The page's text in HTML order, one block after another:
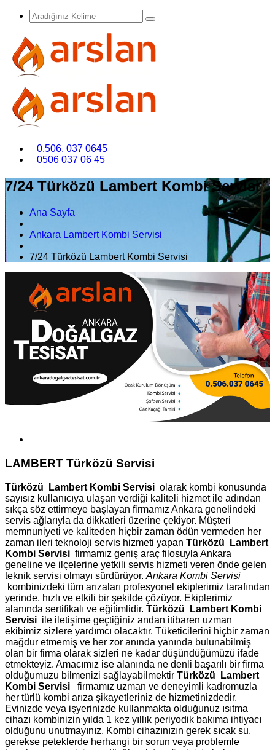
0.506. 037 0645
0506 037 06 45
7/24 Türközü Lambert Kombi Servisi
Ana Sayfa
Ankara Lambert Kombi Servisi
7/24 Türközü Lambert Kombi Servisi
LAMBERT Türközü Servisi
Türközü Lambert Kombi Servisi olarak kombi konusunda
sayısız kullanıcıya ulaşan verdiği kaliteli hizmet ile adından
sıkça söz ettirmeye başlayan firmamız Ankara genelindeki
servis ağlarıyla da dikkatleri üzerine çekiyor. Müşteri
memnuniyeti ve kaliteden hiçbir zaman ödün vermeden her
zaman ileri teknoloji servis hizmeti yapan Türközü Lambert
Kombi Servisi firmamız geniş araç filosuyla Ankara
geneline ve ilçelerine yetkili servis hizmeti veren önde gelen
teknik servisi olmayı sürdürüyor. Ankara Kombi Servisi
kombinizdeki tüm arızaları profesyonel ekiplerimiz tarafından
yerinde, hızlı ve etkili bir şekilde çözüyor. Ekiplerimiz
alanında sertifikalı ve eğitimlidir. Türközü Lambert Kombi
Servisi ile iletişime geçtiğiniz andan itibaren uzman
ekibimiz sizlere yardımcı olacaktır. Tüketicilerini hiçbir zaman
mağdur etmemiş ve her zor anında yanında bulunabilmiş
olan bir firma olarak sizleri ne kadar düşündüğümüzü ifade
etmekteyiz. Amacımız ise alanında ne denli başarılı bir firma
olduğumuzu bilmenizi sağlayabilmektir Türközü Lambert
Kombi Servisi
firmamız uzman ve deneyimli kadromuzla
her türlü kombi arıza şikayetleriniz de hizmetinizdedir.
Evinizde veya işyerinizde kullanmakta olduğunuz ısıtma
cihazı kombinizin yılda 1 kez yıllık periyodik bakıma ihtiyacı
olduğunu unutmayınız. Kombi cihazınızın gerek sıcak su,
gerekse peteklerde herhangi bir sorun veya problemle